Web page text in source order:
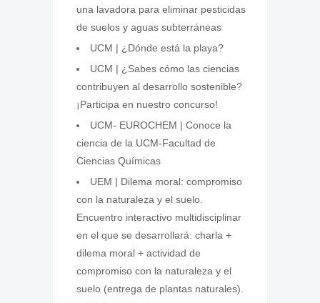
una lavadora para eliminar pesticidas
de suelos y aguas subterráneas
UCM | ¿Dónde está la playa?
UCM | ¿Sabes cómo las ciencias
contribuyen al desarrollo sostenible?
¡Participa en nuestro concurso!
UCM- EUROCHEM | Conoce la
ciencia de la UCM-Facultad de
Ciencias Químicas
UEM | Dilema moral: compromiso
con la naturaleza y el suelo.
Encuentro interactivo multidisciplinar
en el que se desarrollará: charla +
dilema moral + actividad de
compromiso con la naturaleza y el
suelo (entrega de plantas naturales).